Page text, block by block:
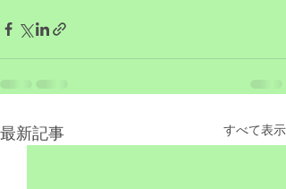
最新記事 すべて表示